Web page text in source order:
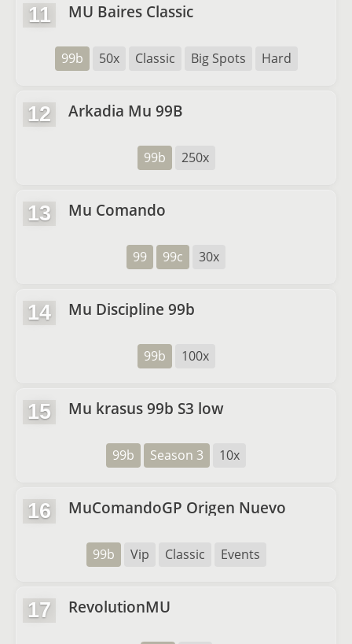
11 MU Baires Classic
99b 50x Classic Big Spots Hard
12 Arkadia Mu 99B
99b 250x
13 Mu Comando
99 99c 30x
14 Mu Discipline 99b
99b 100x
15 Mu krasus 99b S3 low
99b Season 3 10x
16 MuComandoGP Origen Nuevo
99b Vip Classic Events
17 RevolutionMU